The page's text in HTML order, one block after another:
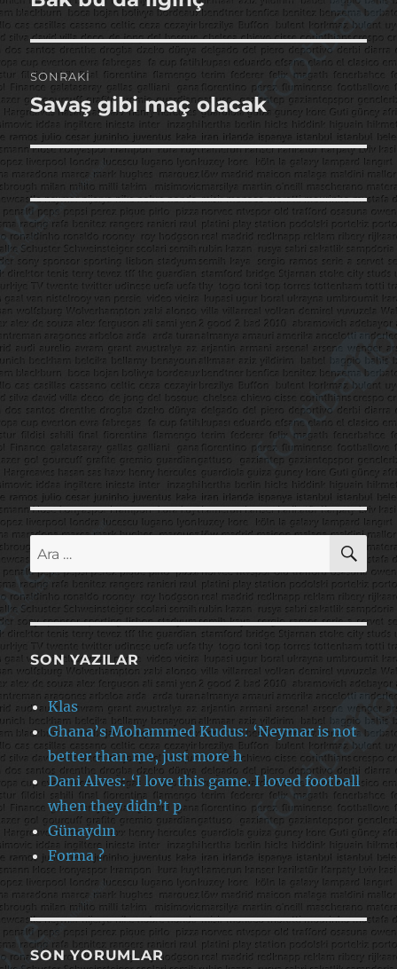
yazı:
SONRAKI
Sonraki
yazı:
Savaş gibi maç olacak
Ara:
SON YAZILAR
Klas
Ghana’s Mohammed Kudus: ‘Neymar is not
better than me, just more h
Dani Alves: ‘I love this game. I loved football
when they didn’t p
Günaydın
Forma ?
SON YORUMLAR